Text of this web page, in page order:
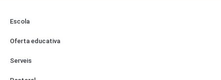
Escola
Oferta educativa
Serveis